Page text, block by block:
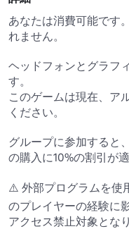
あなたは消費可能です
れません。
ヘッドフォンとグラフ
す。
このゲームは現在、ア
ください。
グループに参加すると
の購入に10%の割引が
⚠️ 外部プログラムを使
のプレイヤーの経験に
アクセス禁止対象とな